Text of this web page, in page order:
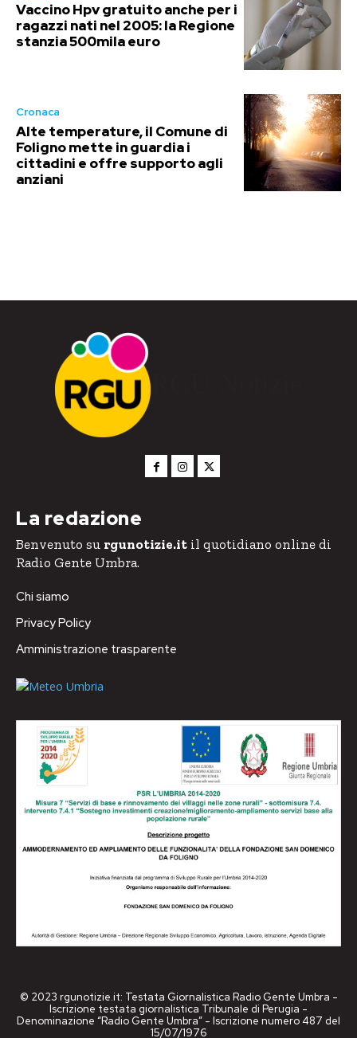
Vaccino Hpv gratuito anche per i
ragazzi nati nel 2005: la Regione
stanzia 500mila euro
Cronaca
Alte temperature, il Comune di
Foligno mette in guardia i
cittadini e offre supporto agli
anziani
RGU Notizie
La redazione
Benvenuto su rgunotizie.it il quotidiano online di
Radio Gente Umbra.
Chi siamo
Privacy Policy
Amministrazione trasparente
© 2023 rgunotizie.it: Testata Giornalistica Radio Gente Umbra -
Iscrizione testata giornalistica Tribunale di Perugia -
Denominazione “Radio Gente Umbra” - Iscrizione numero 487 del
15/07/1976